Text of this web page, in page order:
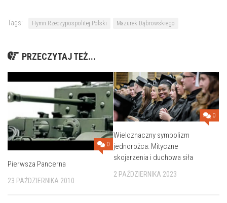
Tags: Hymn Rzeczypospolitej Polski Mazurek Dąbrowskiego
PRZECZYTAJ TEŻ...
0
Pierwsza Pancerna
23 PAŹDZIERNIKA 2010
0
Wieloznaczny symbolizm
jednorożca: Mityczne
skojarzenia i duchowa siła
2 PAŹDZIERNIKA 2023